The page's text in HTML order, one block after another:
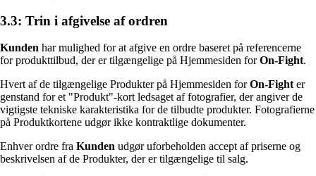
3.3: Trin i afgivelse af ordren
Kunden har mulighed for at afgive en ordre baseret på referencerne
for produkttilbud, der er tilgængelige på Hjemmesiden forOn-Fight.
Hvert af de tilgængelige Produkter på Hjemmesiden forOn-Fight er
genstand for et "Produkt"-kort ledsaget af fotografier, der angiver de
vigtigste tekniske karakteristika for de tilbudte produkter. Fotografierne
på Produktkortene udgør ikke kontraktlige dokumenter.
Enhver ordre fra Kunden udgør uforbeholden accept af priserne og
beskrivelsen af de Produkter, der er tilgængelige til salg.